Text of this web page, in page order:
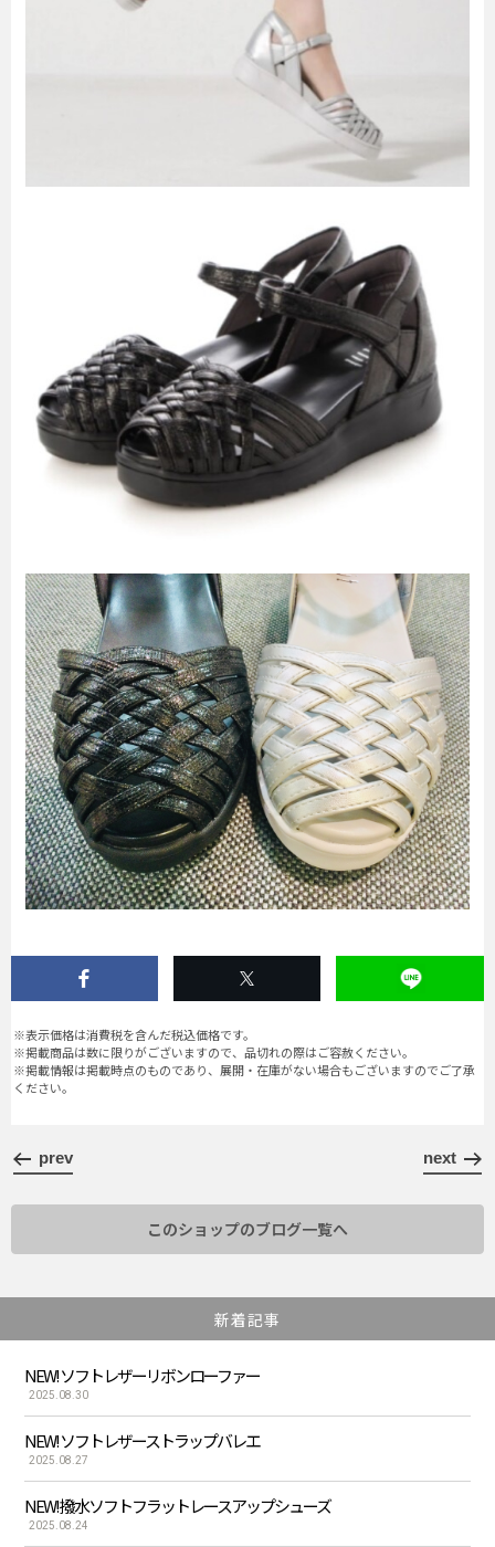
※表示価格は消費税を含んだ税込価格です。
※掲載商品は数に限りがございますので、品切れの際はご容赦ください。
※掲載情報は掲載時点のものであり、展開・在庫がない場合もございますのでご了承
ください。
prev next
このショップのブログ一覧へ
新着記事
NEW! ソフトレザーリボンローファー
2025.08.30
NEW! ソフトレザーストラップバレエ
2025.08.27
NEW! 撥水ソフトフラットレースアップシューズ
2025.08.24